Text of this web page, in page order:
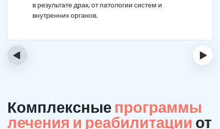
в результате драк, от патологии систем и
внутренних органов.
‹ ›
Комплексные программы
лечения и реабилитации от